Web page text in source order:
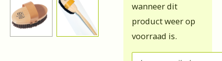
wanneer dit
product weer op
voorraad is.